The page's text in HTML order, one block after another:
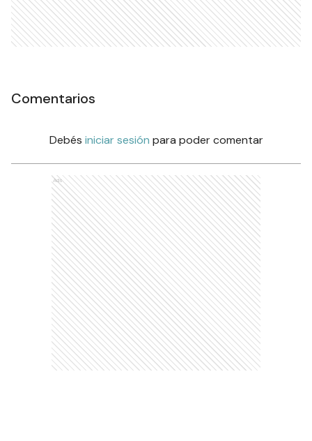
Comentarios
Debés iniciar sesión para poder comentar
Ads